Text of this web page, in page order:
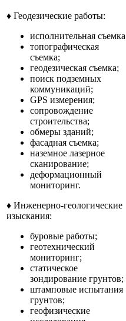
♦ Геодезические работы:
исполнительная
топографическая
съемка;
геодезическая съемка;
поиск подземных
коммуникаций;
GPS измерения;
сопровождение
строительства;
обмеры зданий;
фасадная съемка;
наземное лазерное
сканирование;
деформационный
мониторинг.
♦ Инженерно-геологические
изыскания:
буровые работы;
геотехнический
мониторинг;
статическое
зондирование грунтов;
штамповые испытания
грунтов;
геофизические